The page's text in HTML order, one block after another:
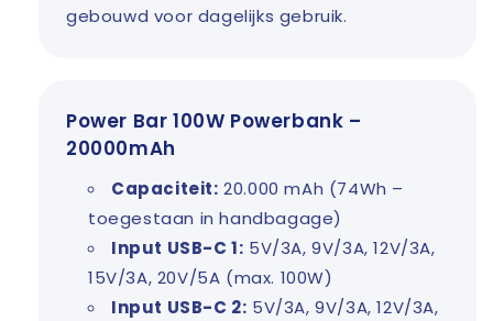
gebouwd voor dagelijks gebruik.
Power Bar 100W Powerbank –
20000mAh
Capaciteit: 20.000 mAh (74Wh –
toegestaan in handbagage)
Input USB-C 1: 5V/3A, 9V/3A, 12V/3A,
15V/3A, 20V/5A (max. 100W)
Input USB-C 2: 5V/3A, 9V/3A, 12V/3A,